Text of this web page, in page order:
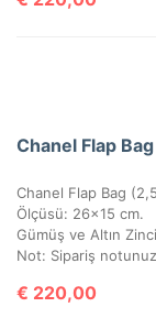
Chanel Flap
Ölçüsü: 26×15 cm.
Gümüş ve Altın
€ 220,00